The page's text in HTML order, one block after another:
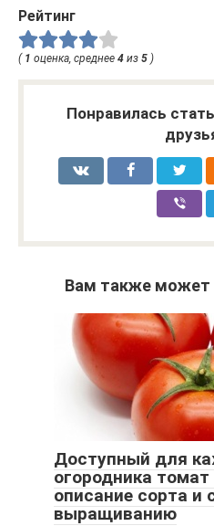
Рейтинг
( 1 оценка, среднее 4 из 5 )
Понравилась
Вам также может
Доступный для
огородника
описание сорта и
выращиванию